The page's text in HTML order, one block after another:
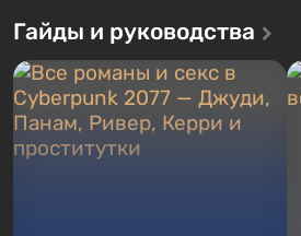
Гайды и руководства